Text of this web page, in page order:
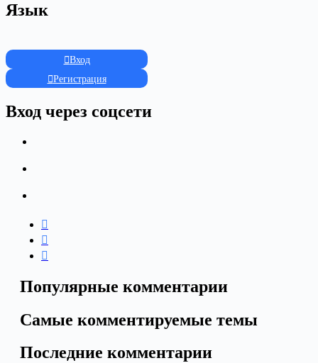
Язык
Вход
Регистрация
Вход через соцсети
Популярные комментарии
Самые комментируемые темы
Последние комментарии